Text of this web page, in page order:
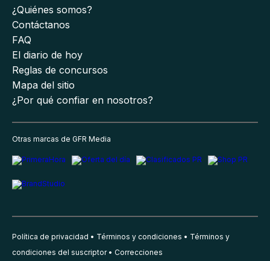
¿Quiénes somos?
Contáctanos
FAQ
El diario de hoy
Reglas de concursos
Mapa del sitio
¿Por qué confiar en nosotros?
Otras marcas de GFR Media
Política de privacidad Términos y condiciones
Términos y
condiciones del suscriptor
Correcciones